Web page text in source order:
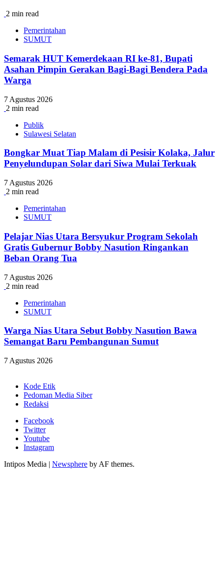
2 min read
Pemerintahan
SUMUT
Semarak HUT Kemerdekaan RI ke-81, Bupati
Asahan Pimpin Gerakan Bagi-Bagi Bendera Pada
Warga
7 Agustus 2026
2 min read
Publik
Sulawesi Selatan
Bongkar Muat Tiap Malam di Pesisir Kolaka, Jalur
Penyelundupan Solar dari Siwa Mulai Terkuak
7 Agustus 2026
2 min read
Pemerintahan
SUMUT
Pelajar Nias Utara Bersyukur Program Sekolah
Gratis Gubernur Bobby Nasution Ringankan
Beban Orang Tua
7 Agustus 2026
2 min read
Pemerintahan
SUMUT
Warga Nias Utara Sebut Bobby Nasution Bawa
Semangat Baru Pembangunan Sumut
7 Agustus 2026
Kode Etik
Pedoman Media Siber
Redaksi
Facebook
Twitter
Youtube
Instagram
Intipos Media | Newsphere by AF themes.